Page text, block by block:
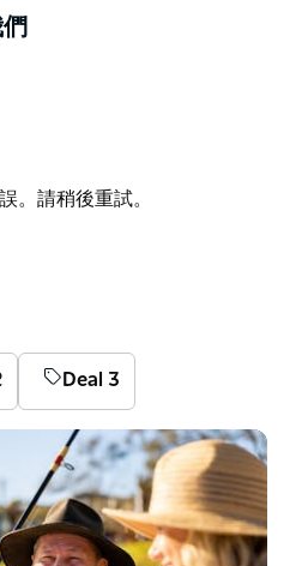
WiFi，並舉辦免費的學校假
。請稍後重試。
Deal 3